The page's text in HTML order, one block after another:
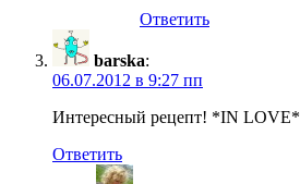
Ответить
barska:
06.07.2012 в 9:27 пп
Интересный рецепт! *IN LOVE*
Ответить